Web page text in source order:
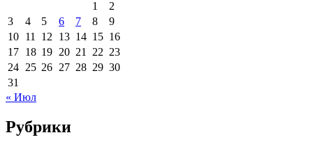
1
2
3
4 5 6 7 8
9
10 11 12 13 14 15 16
17 18 19 20 21 22 23
24 25 26 27 28 29 30
31
« Июл
Рубрики